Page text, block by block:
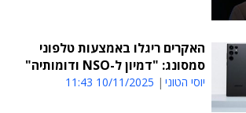
האקרים ריגלו באמצעות טלפוני
סמסונג: "דמיון ל-NSO ודומותיה"
יוסי הטוני 10/11/2025 11:43